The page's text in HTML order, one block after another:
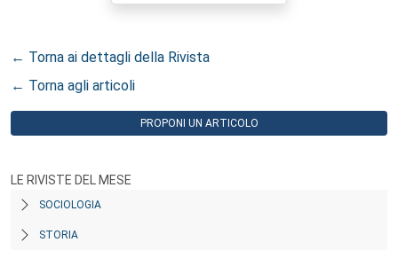
← Torna ai dettagli della Rivista
← Torna agli articoli
PROPONI UN ARTICOLO
LE RIVISTE DEL MESE
SOCIOLOGIA
STORIA